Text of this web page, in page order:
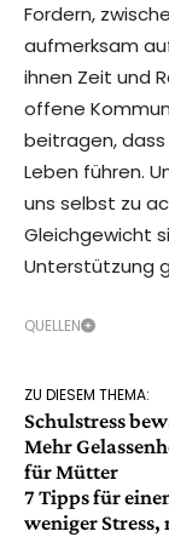
Fordern,
aufmerksam
ihnen Zeit und
offene
beitragen, dass
Leben führen.
uns selbst zu
Gleichgewicht
Unterstützung
QUELLEN
ZU DIESEM THEMA:
Schulstress
Mehr
für Mütter
7 Tipps für
weniger